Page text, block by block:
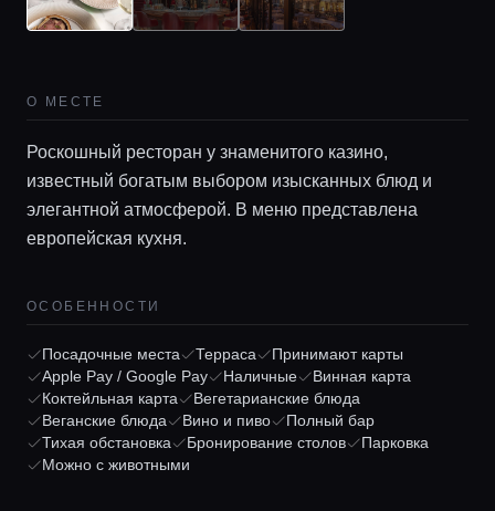
Локации
Гиды
Консьерж сервис
О МЕСТЕ
Роскошный ресторан у знаменитого казино,
известный богатым выбором изысканных блюд и
элегантной атмосферой. В меню представлена
европейская кухня.
ОСОБЕННОСТИ
Посадочные места Терраса
Принимают карты
Apple Pay / Google Pay
Наличные
Винная карта
Коктейльная карта
Вегетарианские блюда
Веганские блюда
Вино и пиво
Полный бар
Тихая обстановка
Бронирование столов
Парковка
Можно с животными